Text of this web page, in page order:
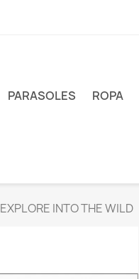
PARASOLES ROPA
EXPLORE INTO THE WILD